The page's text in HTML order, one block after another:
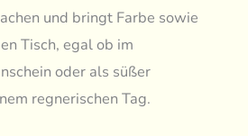
und bringt Farbe sowie
Tisch, egal ob im
oder als süßer
regnerischen Tag.